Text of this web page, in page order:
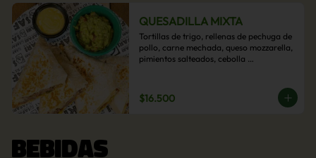
QUESADILLA MIXTA
Tortillas de trigo, rellenas de pechuga de
pollo, carne mechada, queso mozzarella,
pimientos salteados, cebolla
$16.500
BEBIDAS